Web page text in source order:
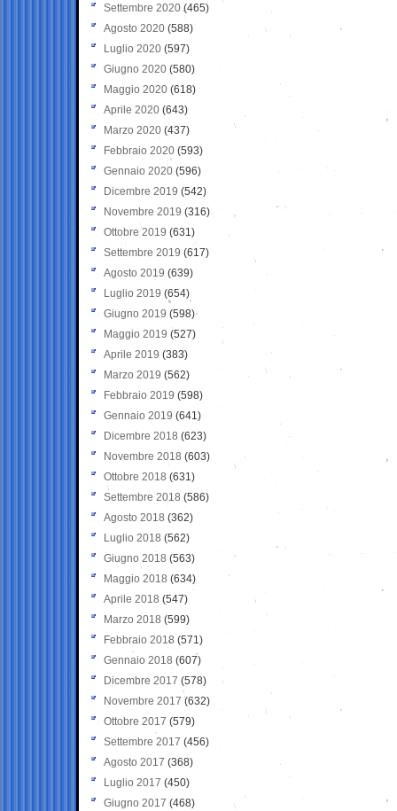
Settembre 2020(465)
Agosto 2020 (588)
Luglio 2020 (597)
Giugno 2020 (580)
Maggio 2020 (618)
Aprile 2020 (643)
Marzo 2020 (437)
Febbraio 2020 (593)
Gennaio 2020 (596)
Dicembre 2019 (542)
Novembre 2019 (316)
Ottobre 2019 (631)
Settembre 2019 (617)
Agosto 2019 (639)
Luglio 2019 (654)
Giugno 2019 (598)
Maggio 2019 (527)
Aprile 2019 (383)
Marzo 2019 (562)
Febbraio 2019 (598)
Gennaio 2019 (641)
Dicembre 2018 (623)
Novembre 2018 (603)
Ottobre 2018 (631)
Settembre 2018 (586)
Agosto 2018 (362)
Luglio 2018 (562)
Giugno 2018 (563)
Maggio 2018 (634)
Aprile 2018 (547)
Marzo 2018 (599)
Febbraio 2018 (571)
Gennaio 2018 (607)
Dicembre 2017 (578)
Novembre 2017 (632)
Ottobre 2017 (579)
Settembre 2017 (456)
Agosto 2017 (368)
Luglio 2017 (450)
Giugno 2017 (468)